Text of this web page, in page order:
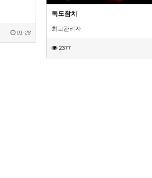
01-28
독도참치
최고관리자
2377